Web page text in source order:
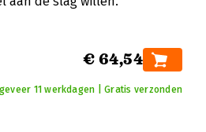
€ 64,54
11 werkdagen | Gratis verzonden